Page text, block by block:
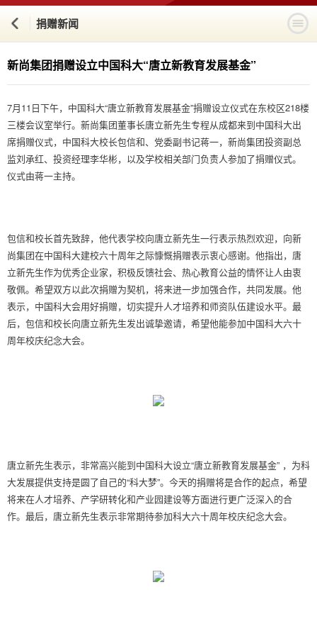
捐赠新闻
新尚集团捐赠设立中国科大“唐立新教育发展基金”
7月11日下午，中国科大“唐立新教育发展基金”捐赠设立仪式在东校区218楼
三楼会议室举行。新尚集团董事长唐立新先生专程从成都来到中国科大出
席捐赠仪式，中国科大校长包信和、党委副书记蒋一，新尚集团投资副总
监刘承红、投资经理李华彬，以及学校相关部门负责人参加了捐赠仪式。
仪式由蒋一主持。
包信和校长首先致辞，他代表学校向唐立新先生一行表示热烈欢迎，向新
尚集团在中国科大建校六十周年之际慷慨捐赠表示衷心感谢。他指出，唐
立新先生作为优秀企业家，积极反馈社会、热心教育公益的情怀让人由衷
敬佩。希望双方以此次捐赠为契机，将来进一步加强合作，共同发展。他
表示，中国科大会用好捐赠，切实提升人才培养和师资队伍建设水平。最
后，包信和校长向唐立新先生发出诚挚邀请，希望他能参加中国科大六十
周年校庆纪念大会。
唐立新先生表示，非常高兴能到中国科大设立“唐立新教育发展基金” ，为科
大发展提供支持是圆了自己的“科大梦”。今天的捐赠将是合作的起点，希望
将来在人才培养、产学研转化和产业园建设等方面进行更广泛深入的合
作。最后，唐立新先生表示非常期待参加科大六十周年校庆纪念大会。